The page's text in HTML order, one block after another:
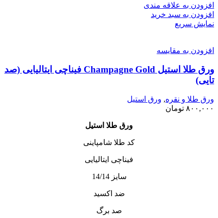
افزودن به علاقه مندی
افزودن به سبد خرید
نمایش سریع
افزودن به مقایسه
ورق طلا استیل Champagne Gold فیناچی ایتالیایی (صد
تایی)
ورق طلا و نقره, ورق استیل
۸۰۰,۰۰۰ تومان
ورق طلا استیل
کد طلا شامپاینی
فیناچی ایتالیایی
سایز 14/14
ضد اکسید
صد برگ